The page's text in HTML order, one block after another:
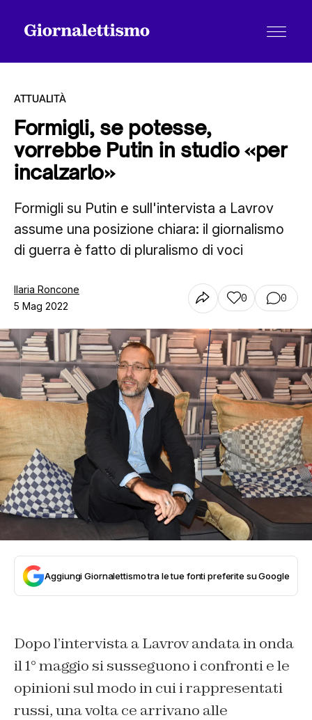
Tutti gli articoli
Chi siamo
Contatti
ATTUALITÀ
Formigli, se potesse,
vorrebbe Putin in studio «per
incalzarlo»
Formigli su Putin e sull'intervista a Lavrov
assume una posizione chiara: il giornalismo
di guerra è fatto di pluralismo di voci
Ilaria Roncone
5 Mag 2022
0 0
Aggiungi Giornalettismo tra le tue fonti preferite su Google
Dopo l’intervista a Lavrov andata in onda
il 1° maggio si susseguono i confronti e le
opinioni sul modo in cui i rappresentati
russi, una volta ce arrivano alle